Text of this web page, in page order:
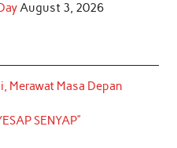
August 3, 2026
Merawat Masa Depan
SENYAP”